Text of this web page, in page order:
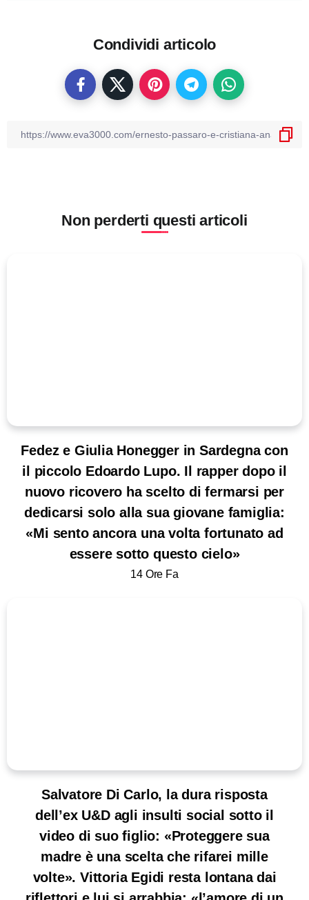
Condividi articolo
Non perderti questi articoli
Fedez e Giulia Honegger in Sardegna con
il piccolo Edoardo Lupo. Il rapper dopo il
nuovo ricovero ha scelto di fermarsi per
dedicarsi solo alla sua giovane famiglia:
«Mi sento ancora una volta fortunato ad
essere sotto questo cielo»
14 Ore Fa
Salvatore Di Carlo, la dura risposta
dell’ex U&D agli insulti social sotto il
video di suo figlio: «Proteggere sua
madre è una scelta che rifarei mille
volte». Vittoria Egidi resta lontana dai